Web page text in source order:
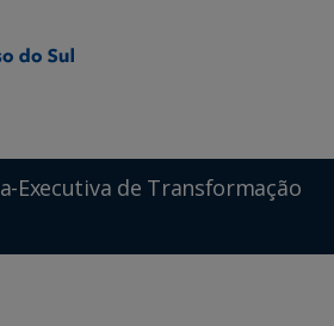
Executiva de Transformação